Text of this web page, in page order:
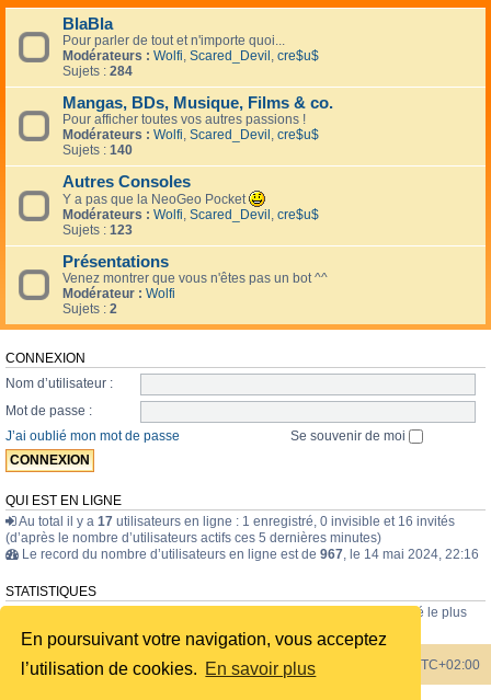
En poursuivant votre navigation, vous acceptez
l’utilisation de cookies. En savoir plus
BlaBla
Pour parler de tout et n'importe quoi...
Modérateurs : Wolfi, Scared_Devil, cre$u$
Sujets : 284
Mangas, BDs, Musique, Films & co.
Pour afficher toutes vos autres passions !
Modérateurs : Wolfi, Scared_Devil, cre$u$
Sujets : 140
Autres Consoles
Y a pas que la NeoGeo Pocket
Modérateurs : Wolfi, Scared_Devil, cre$u$
Sujets : 123
Présentations
Venez montrer que vous n'êtes pas un bot ^^
Modérateur : Wolfi
Sujets : 2
CONNEXION
Nom d’utilisateur :
Mot de passe :
J’ai oublié mon mot de passe
Se souvenir de moi
QUI EST EN LIGNE
Au total il y a 17 utilisateurs en ligne : 1 enregistré, 0 invisible et 16 invités
(d’après le nombre d’utilisateurs actifs ces 5 dernières minutes)
Le record du nombre d’utilisateurs en ligne est de 967, le 14 mai 2024, 22:16
STATISTIQUES
membres • Le membre enregistré le plus
récent est
internavigator
Index du forum Heures au format UTC+02:00